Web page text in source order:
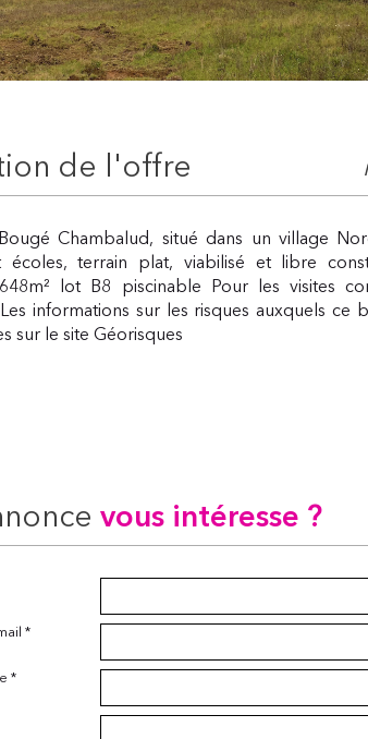
de l'offre
Chambalud, situé dans un village
écoles, terrain plat, viabilisé et libre
lot B8 piscinable Pour les visites
Les informations sur les risques auxquels ce
sur le site Géorisques
vous intéresse ?
*
*